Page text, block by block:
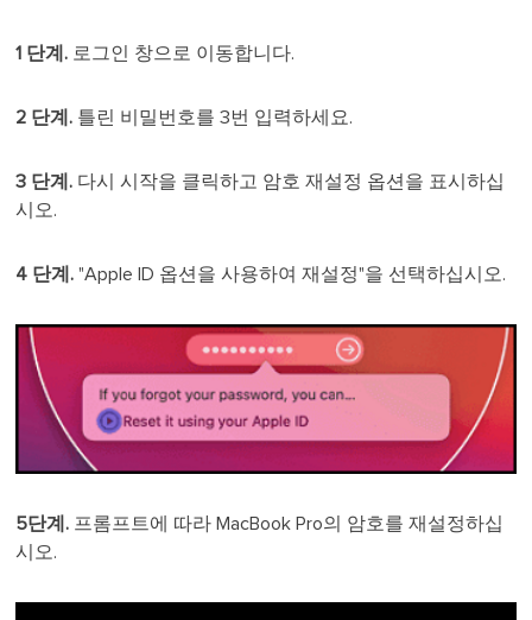
1 단계. 로그인 창으로 이동합니다.
2 단계. 틀린 비밀번호를 3번 입력하세요.
3 단계. 다시 시작을 클릭하고 암호 재설정 옵션을 표시하십
시오.
4 단계. "Apple ID 옵션을 사용하여 재설정"을 선택하십시오.
5단계. 프롬프트에 따라 MacBook Pro의 암호를 재설정하십
시오.